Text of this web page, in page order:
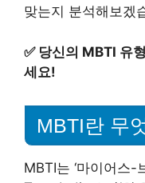
맞는지 분석해보겠
✅ 당신의 MBTI 유
세요!
MBTI란 무
MBTI는 ‘마이어스